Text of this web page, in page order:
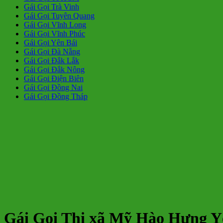
Gái Gọi Trà Vinh
Gái Gọi Tuyên Quang
Gái Gọi Vĩnh Long
Gái Gọi Vĩnh Phúc
Gái Gọi Yên Bái
Gái Gọi Đà Nẵng
Gái Gọi Đắk Lắk
Gái Gọi Đắk Nông
Gái Gọi Điện Biên
Gái Gọi Đồng Nai
Gái Gọi Đồng Tháp
Gái Gọi Thị xã Mỹ Hào Hưng